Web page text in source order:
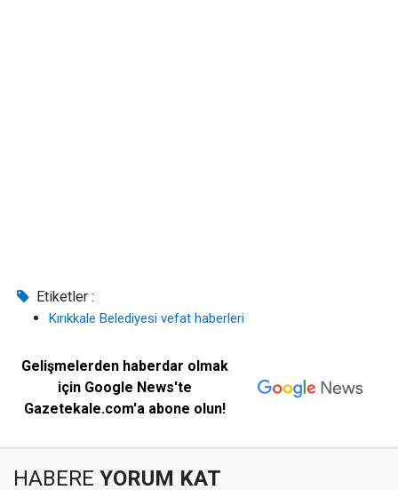
Etiketler :
Kırıkkale Belediyesi vefat haberleri
Gelişmelerden haberdar olmak
için Google News'te
Gazetekale.com'a abone olun!
HABERE YORUM KAT